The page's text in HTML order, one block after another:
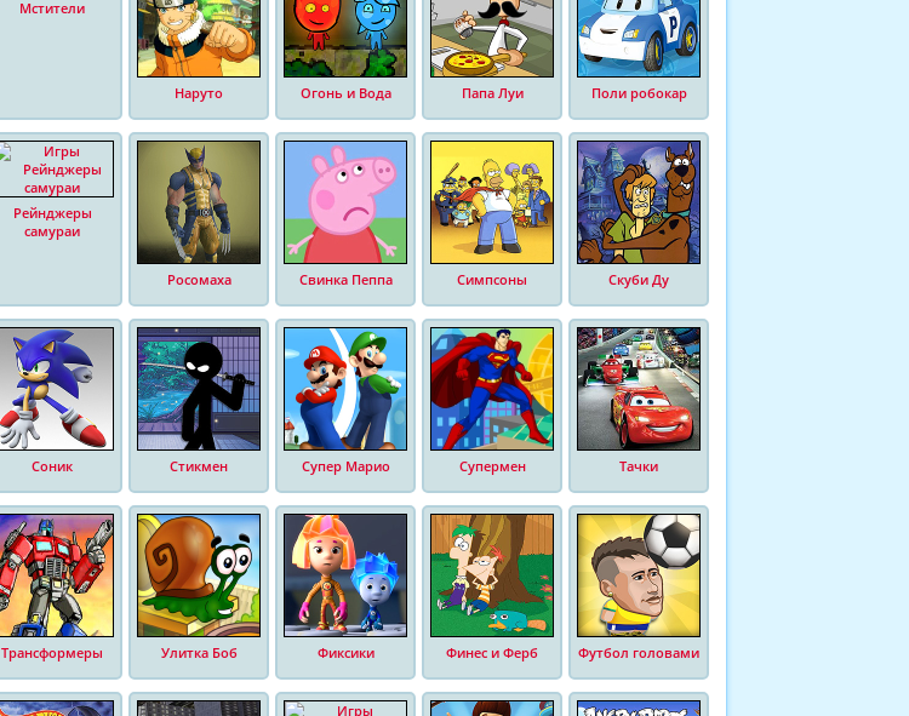
Мстители
Наруто Огонь и Вода Папа Луи Поли робокар
Рейнджеры
самураи
Росомаха Свинка Пеппа Симпсоны Скуби Ду
Соник Стикмен Супер Марио Супермен Тачки
Трансформеры Улитка Боб Фиксики Финес и Ферб Футбол головами